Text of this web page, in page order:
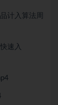
计入算法周
速入